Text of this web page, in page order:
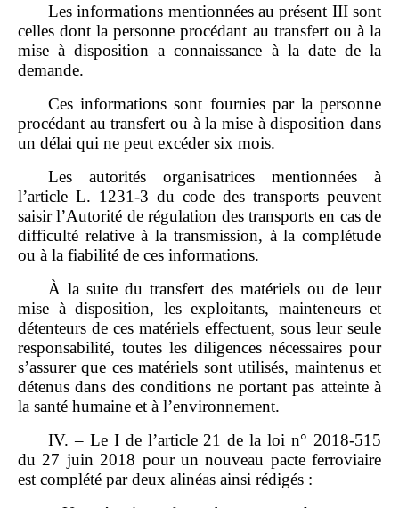
Les informations mentionnées au présent III sont
celles dont la personne procédant au transfert ou à la
mise à disposition a connaissance à la date de la
demande.
Ces informations sont fournies par la personne
procédant au transfert ou à la mise à disposition dans
un délai qui ne peut excéder six mois.
Les autorités organisatrices mentionnées à
l’article L. 1231‑3 du code des transports peuvent
saisir l’Autorité de régulation des transports en cas de
difficulté relative à la transmission, à la complétude
ou à la fiabilité de ces informations.
À la suite du transfert des matériels ou de leur
mise à disposition, les exploitants, mainteneurs et
détenteurs de ces matériels effectuent, sous leur seule
responsabilité, toutes les diligences nécessaires pour
s’assurer que ces matériels sont utilisés, maintenus et
détenus dans des conditions ne portant pas atteinte à
la santé humaine et à l’environnement.
IV. – Le I de l’article 21 de la loi n° 2018‑515
du 27 juin 2018 pour un nouveau pacte ferroviaire
est complété par deux alinéas ainsi rédigés :